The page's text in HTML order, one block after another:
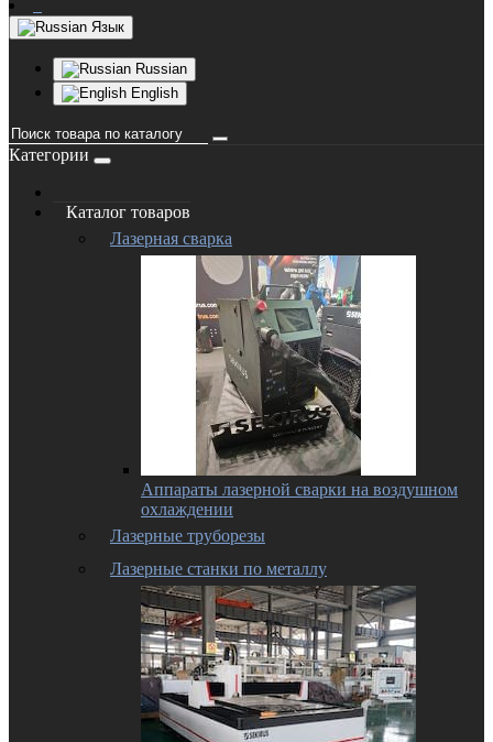
Язык
Russian
English
Категории
Каталог товаров
Лазерная сварка
Аппараты лазерной сварки на воздушном
охлаждении
Лазерные труборезы
Лазерные станки по металлу